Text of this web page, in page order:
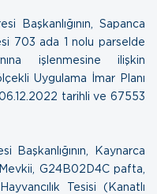
Başkanlığının, Sapanca
703 ada 1 nolu parselde
işlenmesine ilişkin
Uygulama İmar Planı
tarihli ve 67553
Başkanlığının, Kaynarca
Mevkii, G24B02D4C pafta,
Tesisi (Kanatlı